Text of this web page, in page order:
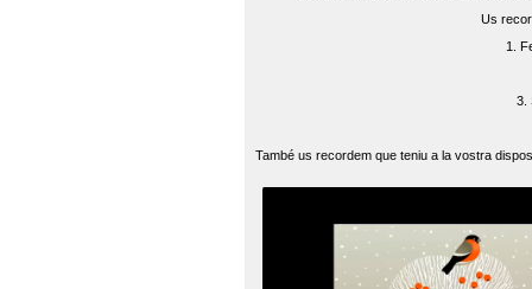
Us
1.
3.
També us recordem que teniu a la vostra